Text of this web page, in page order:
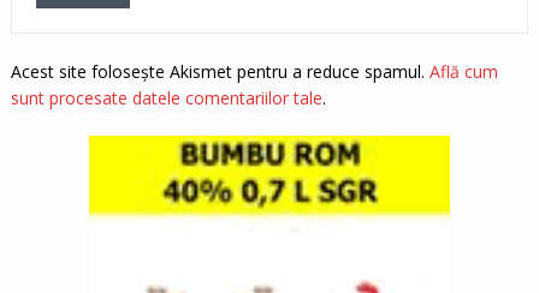
Acest site folosește Akismet pentru a reduce spamul. Află cum
sunt procesate datele comentariilor tale.